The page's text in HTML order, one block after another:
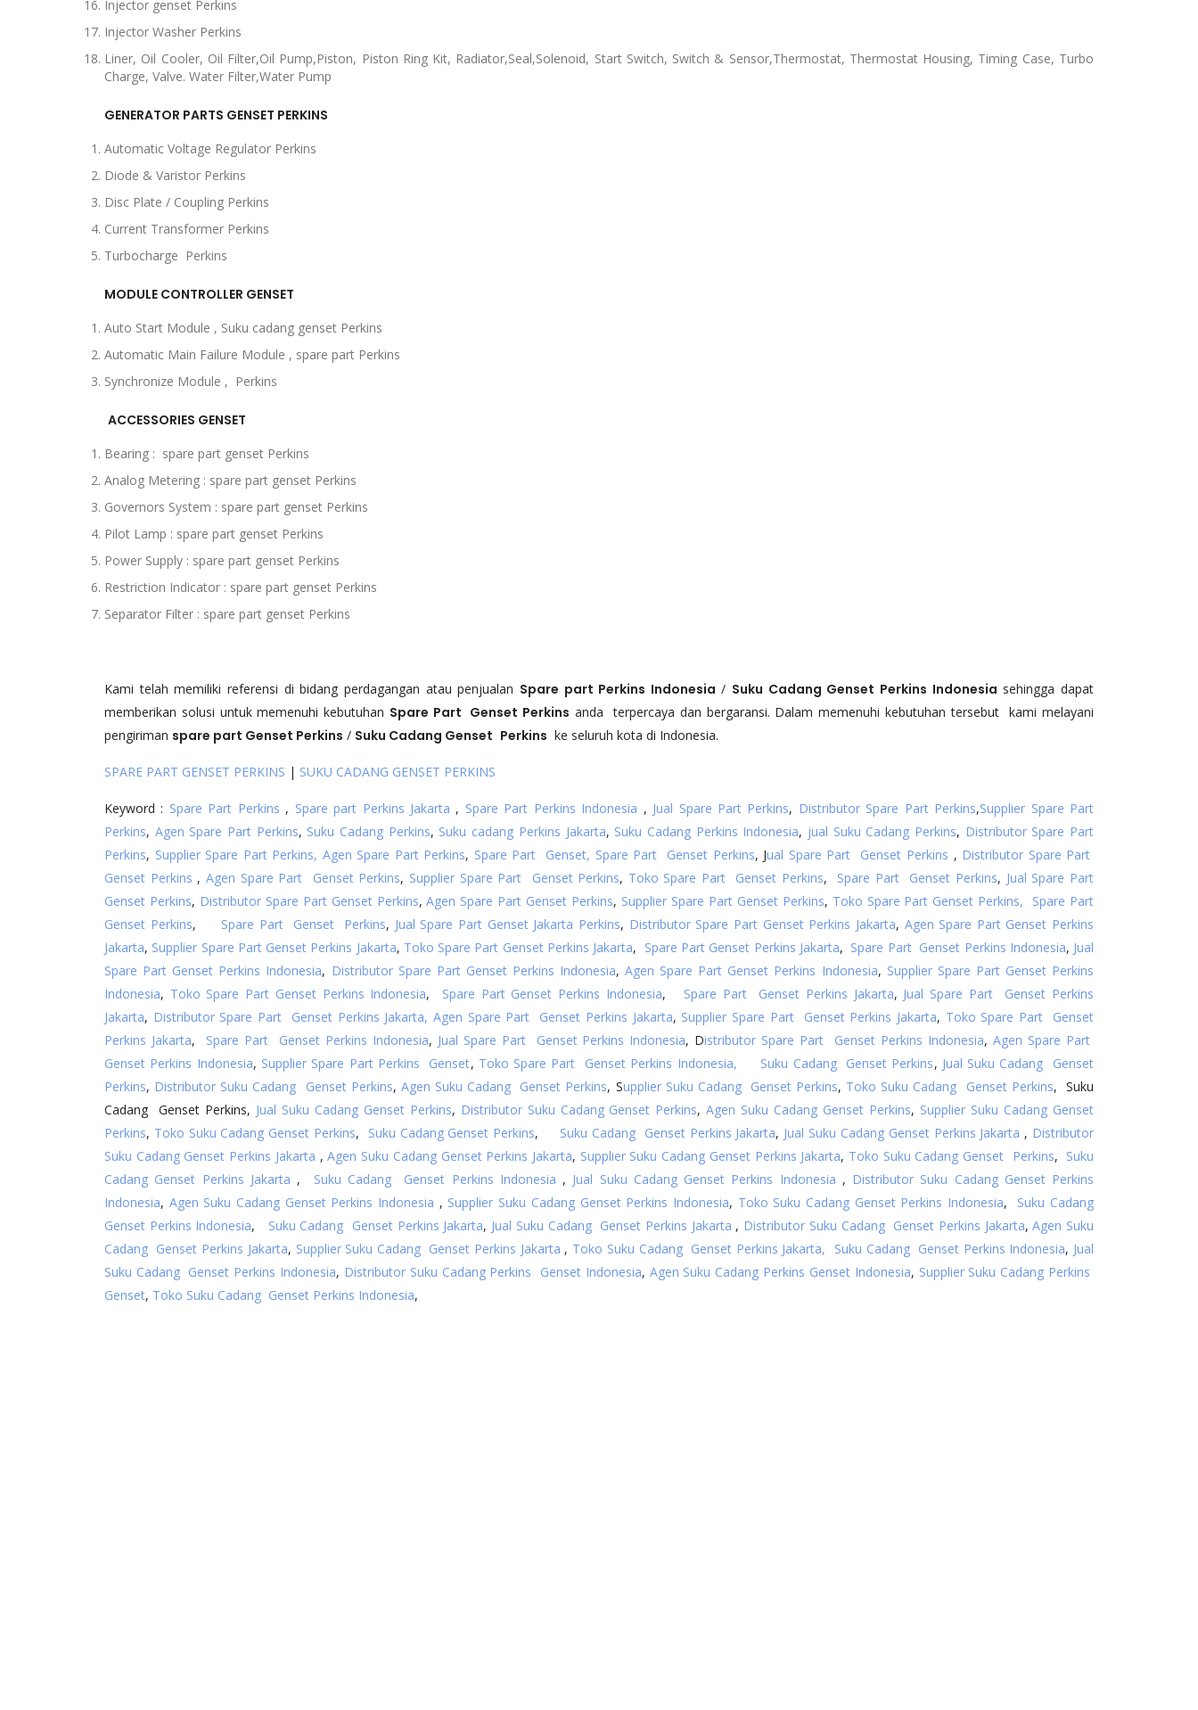
Injector genset Perkins
Injector Washer Perkins
Liner, Oil Cooler, Oil Filter,Oil Pump,Piston, Piston Ring Kit, Radiator,Seal,Solenoid, Start Switch, Switch & Sensor,Thermostat, Thermostat Housing, Timing Case, Turbo
Charge, Valve. Water Filter,Water Pump
GENERATOR PARTS GENSET PERKINS
Automatic Voltage Regulator Perkins
Diode & Varistor Perkins
Disc Plate / Coupling Perkins
Current Transformer Perkins
Turbocharge Perkins
MODULE CONTROLLER GENSET
Auto Start Module , Suku cadang genset Perkins
Automatic Main Failure Module , spare part Perkins
Synchronize Module , Perkins
ACCESSORIES GENSET
Bearing : spare part genset Perkins
Analog Metering : spare part genset Perkins
Governors System : spare part genset Perkins
Pilot Lamp : spare part genset Perkins
Power Supply : spare part genset Perkins
Restriction Indicator : spare part genset Perkins
Separator Filter : spare part genset Perkins
Kami telah memiliki referensi di bidang perdagangan atau penjualan Spare part Perkins Indonesia / Suku Cadang Genset Perkins Indonesia sehingga dapat
memberikan solusi untuk memenuhi kebutuhan Spare Part Genset Perkins anda terpercaya dan bergaransi. Dalam memenuhi kebutuhan tersebut kami melayani
pengiriman spare part Genset Perkins / Suku Cadang Genset Perkins ke seluruh kota di Indonesia.
SPARE PART GENSET PERKINS | SUKU CADANG GENSET PERKINS
Keyword : Spare Part Perkins , Spare part Perkins Jakarta , Spare Part Perkins Indonesia , Jual Spare Part Perkins, Distributor Spare Part Perkins,Supplier Spare Part
Perkins, Agen Spare Part Perkins, Suku Cadang Perkins, Suku cadang Perkins Jakarta, Suku Cadang Perkins Indonesia, jual Suku Cadang Perkins, Distributor Spare Part
Perkins, Supplier Spare Part Perkins, Agen Spare Part Perkins, Spare Part Genset, Spare Part Genset Perkins, Jual Spare Part Genset Perkins , Distributor Spare Part
Genset Perkins , Agen Spare Part Genset Perkins, Supplier Spare Part Genset Perkins, Toko Spare Part Genset Perkins, Spare Part Genset Perkins, Jual Spare Part
Genset Perkins, Distributor Spare Part Genset Perkins,Agen Spare Part Genset Perkins, Supplier Spare Part Genset Perkins, Toko Spare Part Genset Perkins,
Spare Part
Genset Perkins, Spare Part Genset Perkins, Jual Spare Part Genset Jakarta Perkins, Distributor Spare Part Genset Perkins Jakarta, Agen Spare Part Genset Perkins
Jakarta, Supplier Spare Part Genset Perkins Jakarta, Toko Spare Part Genset Perkins Jakarta, Spare Part Genset Perkins Jakarta, Spare Part Genset Perkins Indonesia, Jual
Spare Part Genset Perkins Indonesia, Distributor Spare Part Genset Perkins Indonesia,Agen Spare Part Genset Perkins Indonesia, Supplier Spare Part Genset Perkins
Indonesia, Toko Spare Part Genset Perkins Indonesia, Spare Part Genset Perkins Indonesia, Spare Part Genset Perkins Jakarta, Jual Spare Part Genset Perkins
Jakarta, Distributor Spare Part Genset Perkins Jakarta, Agen Spare Part Genset Perkins Jakarta, Supplier Spare Part Genset Perkins Jakarta, Toko Spare Part Genset
Perkins Jakarta, Spare Part Genset Perkins Indonesia, Jual Spare Part Genset Perkins Indonesia, Distributor Spare Part Genset Perkins Indonesia,Agen Spare Part
Genset Perkins Indonesia, Supplier Spare Part Perkins Genset, Toko Spare Part Genset Perkins Indonesia, Suku Cadang Genset Perkins, Jual Suku Cadang Genset
Perkins, Distributor Suku Cadang Genset Perkins, Agen Suku Cadang Genset Perkins, Supplier Suku Cadang Genset Perkins, Toko Suku Cadang Genset Perkins, Suku
Cadang Genset Perkins, Jual Suku Cadang Genset Perkins, Distributor Suku Cadang Genset Perkins,Agen Suku Cadang Genset Perkins, Supplier Suku Cadang Genset
Perkins, Toko Suku Cadang Genset Perkins, Suku Cadang Genset Perkins, Suku Cadang Genset Perkins Jakarta, Jual Suku Cadang Genset Perkins Jakarta , Distributor
Suku Cadang Genset Perkins Jakarta ,Agen Suku Cadang Genset Perkins Jakarta, Supplier Suku Cadang Genset Perkins Jakarta, Toko Suku Cadang Genset Perkins, Suku
Cadang Genset Perkins Jakarta , Suku Cadang Genset Perkins Indonesia , Jual Suku Cadang Genset Perkins Indonesia , Distributor Suku Cadang Genset Perkins
Indonesia, Agen Suku Cadang Genset Perkins Indonesia , Supplier Suku Cadang Genset Perkins Indonesia, Toko Suku Cadang Genset Perkins Indonesia, Suku Cadang
Genset Perkins Indonesia, Suku Cadang Genset Perkins Jakarta, Jual Suku Cadang Genset Perkins Jakarta , Distributor Suku Cadang Genset Perkins Jakarta,Agen Suku
Cadang Genset Perkins Jakarta, Supplier Suku Cadang Genset Perkins Jakarta , Toko Suku Cadang Genset Perkins Jakarta, Suku Cadang Genset Perkins Indonesia, Jual
Suku Cadang Genset Perkins Indonesia, Distributor Suku Cadang Perkins Genset Indonesia, Agen Suku Cadang Perkins Genset Indonesia, Supplier Suku Cadang Perkins
Genset, Toko Suku Cadang Genset Perkins Indonesia,